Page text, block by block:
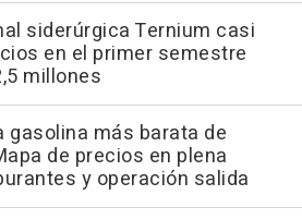
siderúrgica Ternium casi
en el primer semestre
millones
gasolina más barata de
de precios en plena
y operación salida